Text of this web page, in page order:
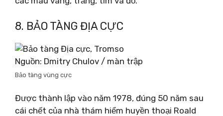
8. BẢO TÀNG ĐỊA CỰC
Nguồn: Dmitry Chulov / màn trập
Bảo tàng vùng cực
Được thành lập vào năm 1978, đúng 50 năm sau
cái chết của nhà thám hiểm huyền thoại Roald